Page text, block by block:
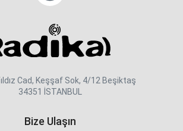
Cad, Keşşaf Sok, 4/12 Beşiktaş
34351 İSTANBUL
Bize Ulaşın